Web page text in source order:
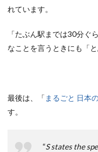
れています。
「たぶん駅までは30分ぐ
なことを言うときにも「
最後は、「 まるごと 日本
す。
“S states the